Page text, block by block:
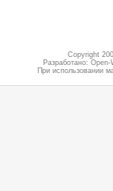
Copyright
Разработано:
При использовании